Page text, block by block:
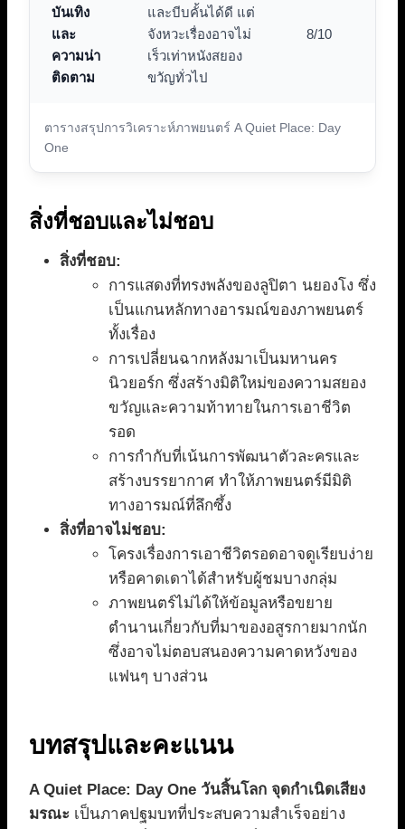
ตารางสรุปการวิเคราะห์ภาพยนตร์ A Quiet Place: Day
One
บันเทิง
และ
ความน่า
ติดตาม
และบีบคั้นได้ดี แต่
จังหวะเรื่องอาจไม่
เร็วเท่าหนังสยอง
ขวัญทั่วไป
8/10
สิ่งที่ชอบและไม่ชอบ
สิ่งที่ชอบ:
การแสดงที่ทรงพลังของลูปิตา นยองโง ซึ่ง
เป็นแกนหลักทางอารมณ์ของภาพยนตร์
ทั้งเรื่อง
การเปลี่ยนฉากหลังมาเป็นมหานคร
นิวยอร์ก ซึ่งสร้างมิติใหม่ของความสยอง
ขวัญและความท้าทายในการเอาชีวิต
รอด
การกำกับที่เน้นการพัฒนาตัวละครและ
สร้างบรรยากาศ ทำให้ภาพยนตร์มีมิติ
ทางอารมณ์ที่ลึกซึ้ง
สิ่งที่อาจไม่ชอบ:
โครงเรื่องการเอาชีวิตรอดอาจดูเรียบง่าย
หรือคาดเดาได้สำหรับผู้ชมบางกลุ่ม
ภาพยนตร์ไม่ได้ให้ข้อมูลหรือขยาย
ตำนานเกี่ยวกับที่มาของอสูรกายมากนัก
ซึ่งอาจไม่ตอบสนองความคาดหวังของ
แฟนๆ บางส่วน
บทสรุปและคะแนน
A Quiet Place: Day One วันสิ้นโลก จุดกำเนิดเสียง
มรณะ เป็นภาคปฐมบทที่ประสบความสำเร็จอย่าง